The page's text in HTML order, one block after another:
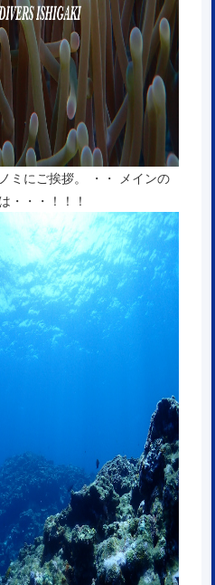
ミにご挨拶。 ・・ メインの
・・・！！！